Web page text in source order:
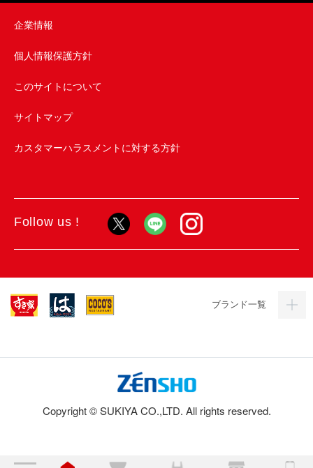
企業情報
個人情報保護方針
このサイトについて
サイトマップ
カスタマーハラスメントに対する方針
Follow us !
ブランド一覧
Copyright © SUKIYA CO.,LTD. All rights reserved.